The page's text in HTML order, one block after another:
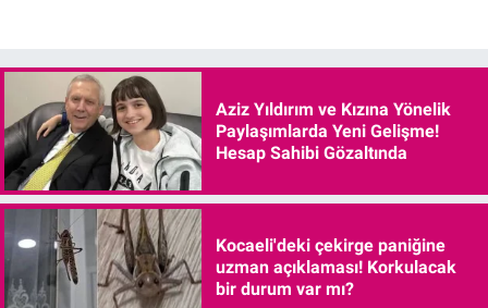
Aziz Yıldırım ve Kızına Yönelik
Paylaşımlarda Yeni Gelişme!
Hesap Sahibi Gözaltında
Kocaeli'deki çekirge paniğine
uzman açıklaması! Korkulacak
bir durum var mı?